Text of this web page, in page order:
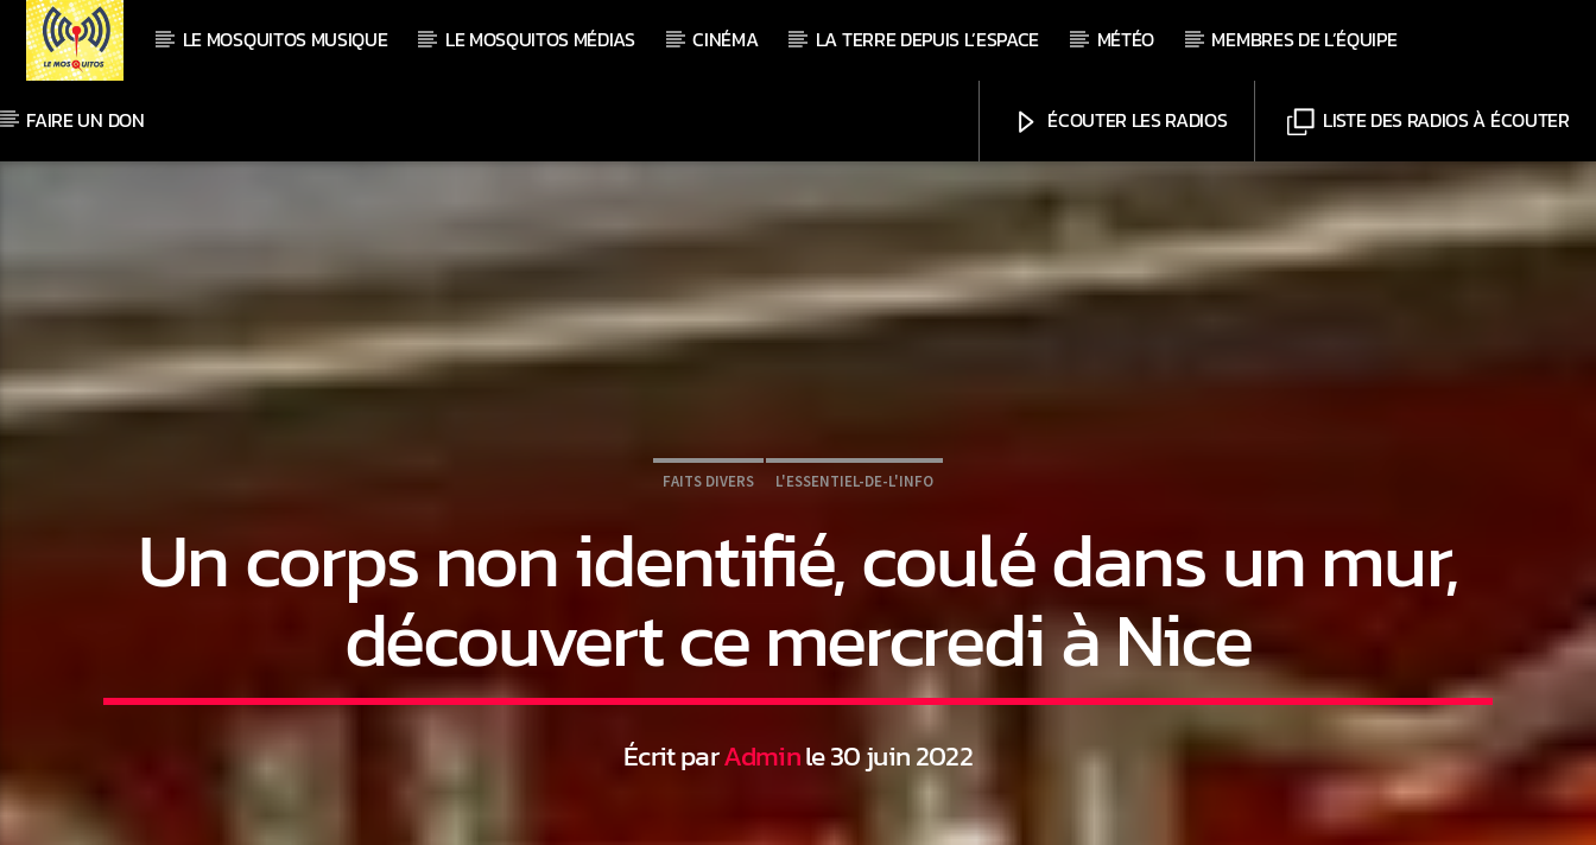
LE MOSQUITOS MUSIQUE LE MOSQUITOS MÉDIAS CINÉMA LA TERRE DEPUIS L’ESPACE MÉTÉO MEMBRES DE L’ÉQUIPE
FAIRE UN DON LISTE DES RADIOS À ÉCOUTER
ÉCOUTER LES RADIOS
Chaînes
FAITS DIVERS L'ESSENTIEL-DE-L'INFO
Un corps non identifié, coulé dans un mur,
découvert ce mercredi à Nice
Écrit parAdminle 30 juin 2022